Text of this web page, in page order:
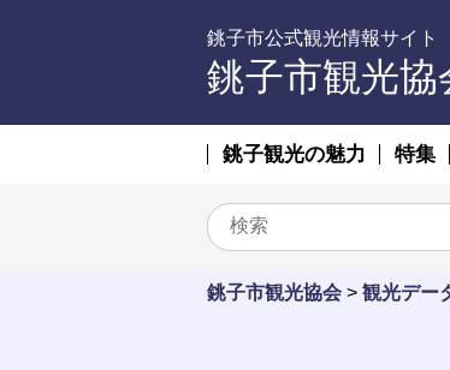
銚子市公式観光情報サイト
銚子市観光協
銚子観光の魅力 特集
銚子市観光協会 > 観光デー